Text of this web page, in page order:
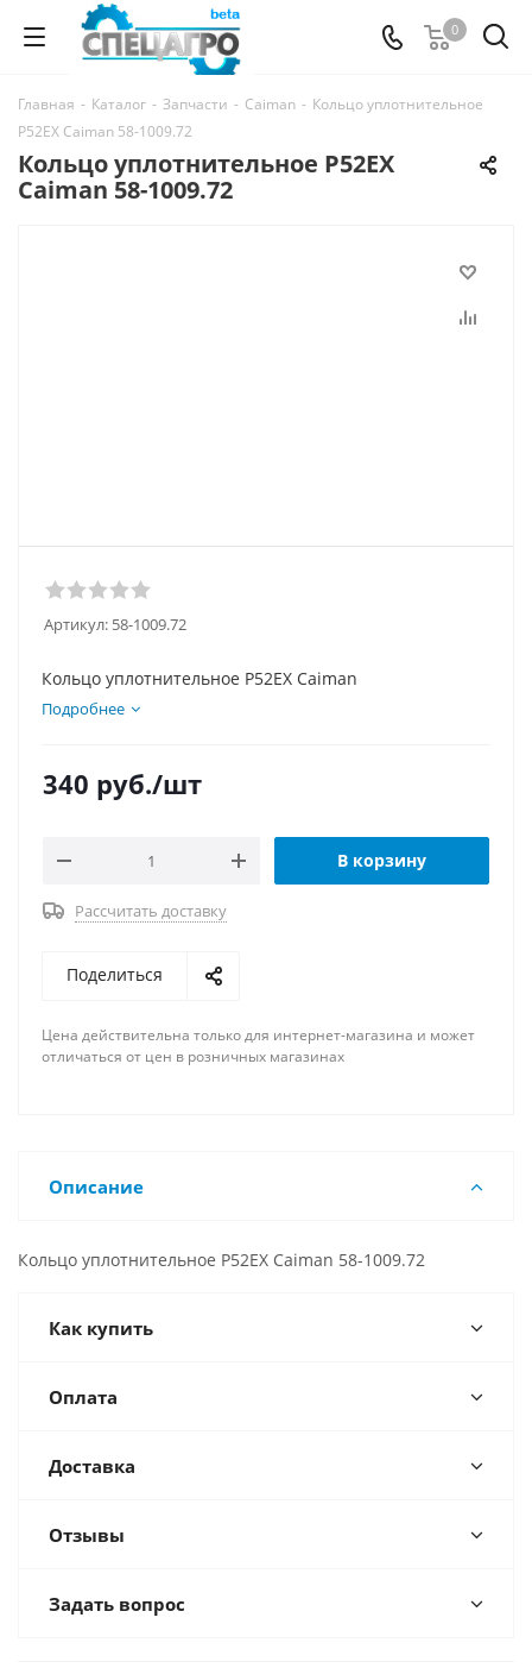
0
Главная - Каталог - Запчасти - Caiman - Кольцо уплотнительное
P52EX Сaiman 58-1009.72
Кольцо уплотнительное P52EX
Сaiman 58-1009.72
Артикул: 58-1009.72
Кольцо уплотнительное P52EX Сaiman
Подробнее
340 руб./шт
В корзину
Рассчитать доставку
Поделиться
Цена действительна только для интернет-магазина и может
отличаться от цен в розничных магазинах
Описание
Кольцо уплотнительное P52EX Сaiman 58-1009.72
Как купить
Оплата
Доставка
Отзывы
Задать вопрос